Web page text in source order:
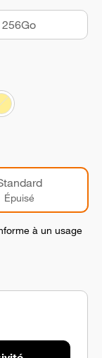
256Go
Épuisé
à un usage